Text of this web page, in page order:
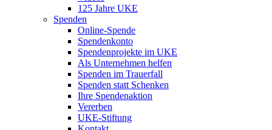
125 Jahre UKE
Spenden
Online-Spende
Spendenkonto
Spendenprojekte im UKE
Als Unternehmen helfen
Spenden im Trauerfall
Spenden statt Schenken
Ihre Spendenaktion
Vererben
UKE-Stiftung